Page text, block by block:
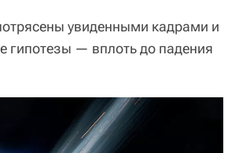
увиденными кадрами и
гипотезы — вплоть до падения